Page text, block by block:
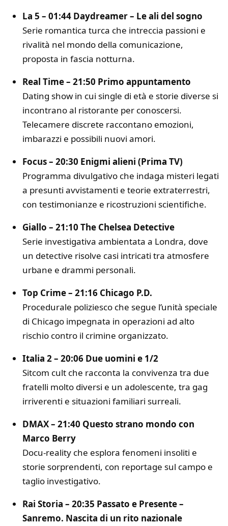
La 5 – 01:44 Daydreamer – Le ali del sogno
Serie romantica turca che intreccia passioni e
rivalità nel mondo della comunicazione,
proposta in fascia notturna.
Real Time – 21:50 Primo appuntamento
Dating show in cui single di età e storie diverse si
incontrano al ristorante per conoscersi.
Telecamere discrete raccontano emozioni,
imbarazzi e possibili nuovi amori.
Focus – 20:30 Enigmi alieni (Prima TV)
Programma divulgativo che indaga misteri legati
a presunti avvistamenti e teorie extraterrestri,
con testimonianze e ricostruzioni scientifiche.
Giallo – 21:10 The Chelsea Detective
Serie investigativa ambientata a Londra, dove
un detective risolve casi intricati tra atmosfere
urbane e drammi personali.
Top Crime – 21:16 Chicago P.D.
Procedurale poliziesco che segue l’unità speciale
di Chicago impegnata in operazioni ad alto
rischio contro il crimine organizzato.
Italia 2 – 20:06 Due uomini e 1/2
Sitcom cult che racconta la convivenza tra due
fratelli molto diversi e un adolescente, tra gag
irriverenti e situazioni familiari surreali.
DMAX – 21:40 Questo strano mondo con
Marco Berry
Docu-reality che esplora fenomeni insoliti e
storie sorprendenti, con reportage sul campo e
taglio investigativo.
Rai Storia – 20:35 Passato e Presente –
Sanremo. Nascita di un rito nazionale